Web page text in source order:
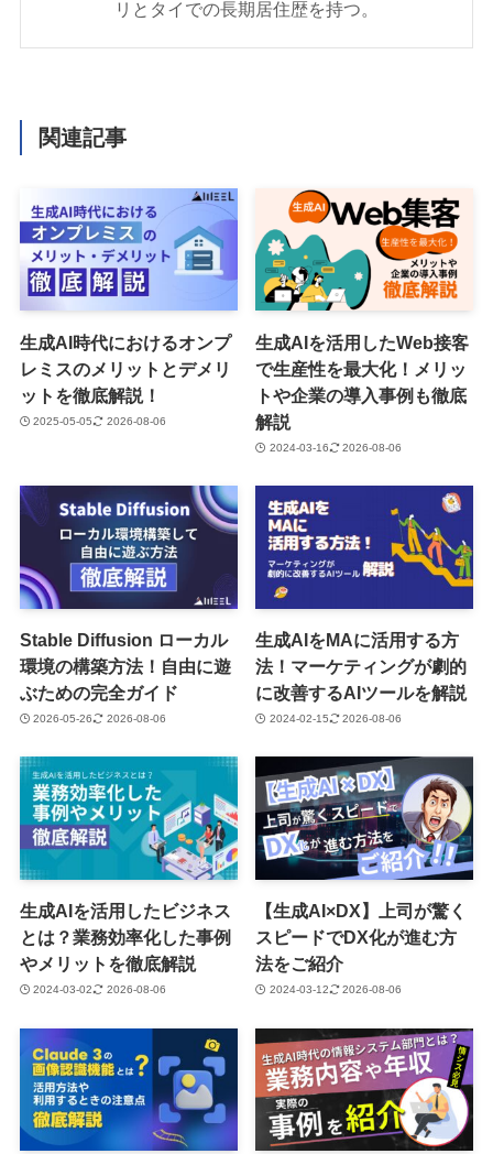
リとタイでの長期居住歴を持つ。
関連記事
生成AI時代におけるオンプ
レミスのメリットとデメリ
ットを徹底解説！
2025-05-05 2026-08-06
生成AIを活用したWeb接客
で生産性を最大化！メリッ
トや企業の導入事例も徹底
解説
2024-03-16 2026-08-06
Stable Diffusion ローカル
環境の構築方法！自由に遊
ぶための完全ガイド
2026-05-26 2026-08-06
生成AIをMAに活用する方
法！マーケティングが劇的
に改善するAIツールを解説
2024-02-15 2026-08-06
生成AIを活用したビジネス
とは？業務効率化した事例
やメリットを徹底解説
2024-03-02 2026-08-06
【生成AI×DX】上司が驚く
スピードでDX化が進む方
法をご紹介
2024-03-12 2026-08-06